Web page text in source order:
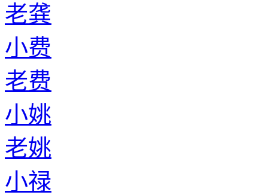
老龚
小费
老费
小姚
老姚
小禄